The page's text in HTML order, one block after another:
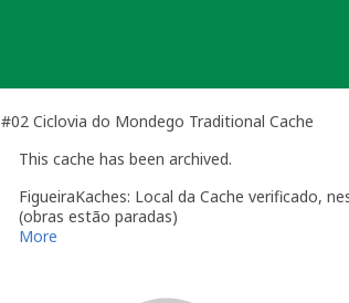
#02 Ciclovia do Mondego Traditional Cache
This cache has been archived.
FigueiraKaches: Local da Cache verificado,
(obras estão paradas)
FigueiraKaches
More